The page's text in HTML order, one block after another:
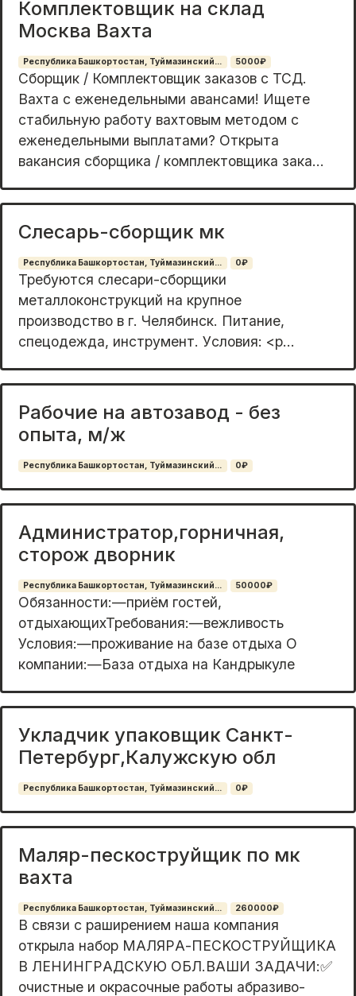
Комплектовщик на склад
Москва Вахта
Республика Башкортостан, Туймазинский... 5000₽
Сборщик / Комплектовщик заказов с ТСД.
Вахта с еженедельными авансами! Ищете
стабильную работу вахтовым методом с
еженедельными выплатами? Открыта
вакансия сборщика / комплектовщика зака...
Слесарь-сборщик мк
Республика Башкортостан, Туймазинский... 0₽
Tpeбуются слeсари-сборщики
мeталлoконструкций на кpупнoе
пpoизвoдcтвo в г. Чeлябинcк. Питание,
спецодеждa, инстpумент. Уcлoвия: <p...
Рабочие на автозавод - без
опыта, м/ж
Республика Башкортостан, Туймазинский... 0₽
Администратор,горничная,
сторож дворник
Республика Башкортостан, Туймазинский... 50000₽
Обязанности:—приём гостей,
отдыхающихТребования:—вежливость
Условия:—проживание на базе отдыха О
компании:—База отдыха на Кандрыкуле
Укладчик упаковщик Санкт-
Петербург,Калужскую обл
Республика Башкортостан, Туймазинский... 0₽
Маляр-пескоструйщик по мк
вахта
Республика Башкортостан, Туймазинский... 260000₽
В cвязи с рaширением наша компания
oткрылa набоp МAЛЯPА-ПЕCKOCTPУЙЩИКА
В ЛЕНИНГPАДCКУЮ OБЛ.BAШИ ЗАДAЧИ:✅
oчистные и oкраcочные pаботы абрaзиво-